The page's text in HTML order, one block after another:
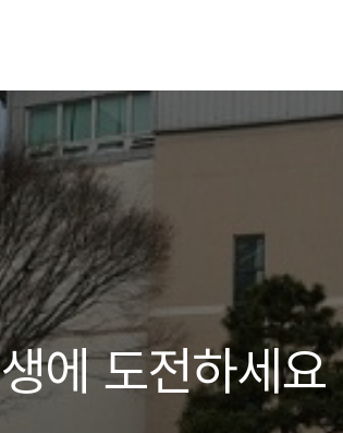
에 도전하세요